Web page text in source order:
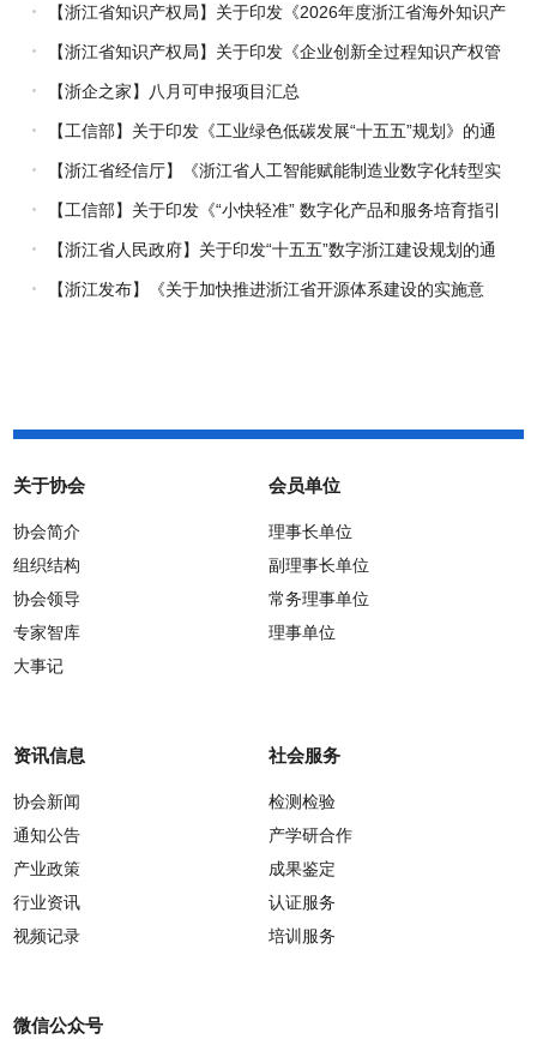
【浙江省知识产权局】关于印发《2026年度浙江省海外知识产
权风险统一基础性保障保险实施方案》的通知
【浙江省知识产权局】关于印发《企业创新全过程知识产权管
理指引》的通知
【浙企之家】八月可申报项目汇总
【工信部】关于印发《工业绿色低碳发展“十五五”规划》的通
知
【浙江省经信厅】《浙江省人工智能赋能制造业数字化转型实
施方案（2026-2030年）》印发
【工信部】关于印发《“小快轻准” 数字化产品和服务培育指引
（2026年版）》的通知
【浙江省人民政府】关于印发“十五五”数字浙江建设规划的通
知
【浙江发布】《关于加快推进浙江省开源体系建设的实施意
关于协会
协会简介
组织结构
协会领导
专家智库
大事记
会员单位
理事长单位
副理事长单位
常务理事单位
理事单位
资讯信息
协会新闻
通知公告
产业政策
行业资讯
视频记录
社会服务
检测检验
产学研合作
成果鉴定
认证服务
培训服务
微信公众号